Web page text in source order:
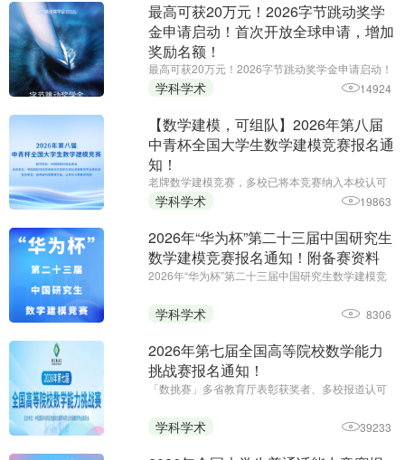
最高可获20万元！2026字节跳动奖学
金申请启动！首次开放全球申请，增加
奖励名额！
最高可获20万元！2026字节跳动奖学金申请启动！
首次开放全球申请，增加奖励名额！报名截止时
间：2026年6月26日 24点
学科学术 14924
【数学建模，可组队】2026年第八届
中青杯全国大学生数学建模竞赛报名通
知！
老牌数学建模竞赛，多校已将本竞赛纳入本校认可
学科竞赛目录||主办单位：中国国际科技促进会综合
素质与职业发展教育专业委员会，协办单位：吉林
省科技教育学会、山东北斗教育 ...
学科学术 19863
2026年“华为杯”第二十三届中国研究生
数学建模竞赛报名通知！附备赛资料
2026年“华为杯”第二十三届中国研究生数学建模竞
至9月19日（周六）17:00
学科学术 8306
2026年第七届全国高等院校数学能力
挑战赛报名通知！
「数挑赛」多省教育厅表彰获奖者、多校报道认可
国国际科技促进会综合素质与职业发展教育专业委
员会||入选第61届中国高等教育博览会赛事展览！
学科学术 39233